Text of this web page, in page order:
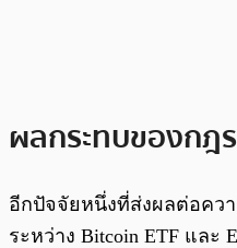
ผลกระทบของกฎ
อีกปัจจัยหนึ่งที่ส่งผลต่อคว
ระหว่าง Bitcoin ETF และ